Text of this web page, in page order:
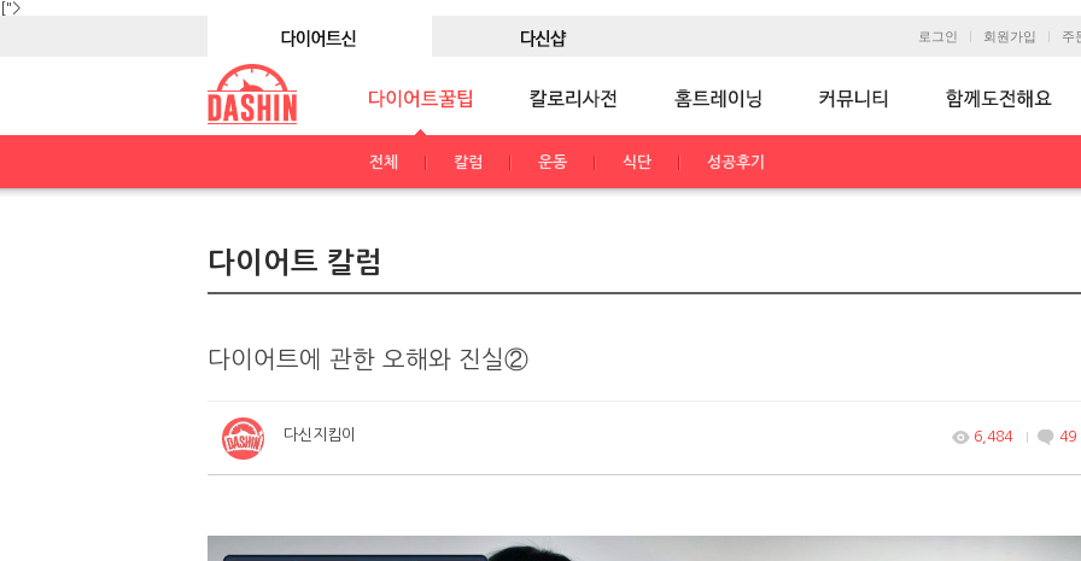
[">
로그인 회원가입 주
전체 칼럼 운동 식단 성공후기
다이어트 칼럼
다이어트에 관한 오해와 진실②
다신지킴이 6,484 49